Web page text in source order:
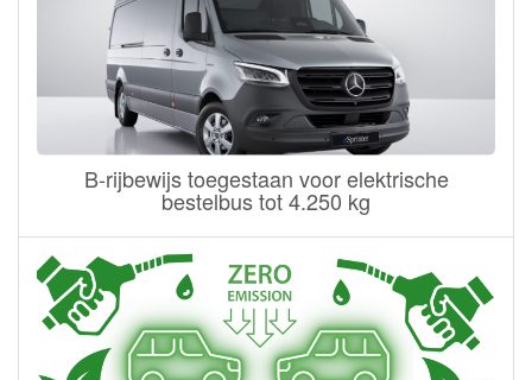
B-rijbewijs toegestaan voor elektrische
bestelbus tot 4.250 kg